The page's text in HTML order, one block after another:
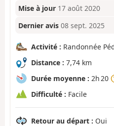
Mise à jour 17 août 2020
Dernier avis 08 sept. 2025
Activité : Randonnée
Distance : 7,74 km
Durée moyenne : 2h 20
Difficulté : Facile
Retour au départ : Oui